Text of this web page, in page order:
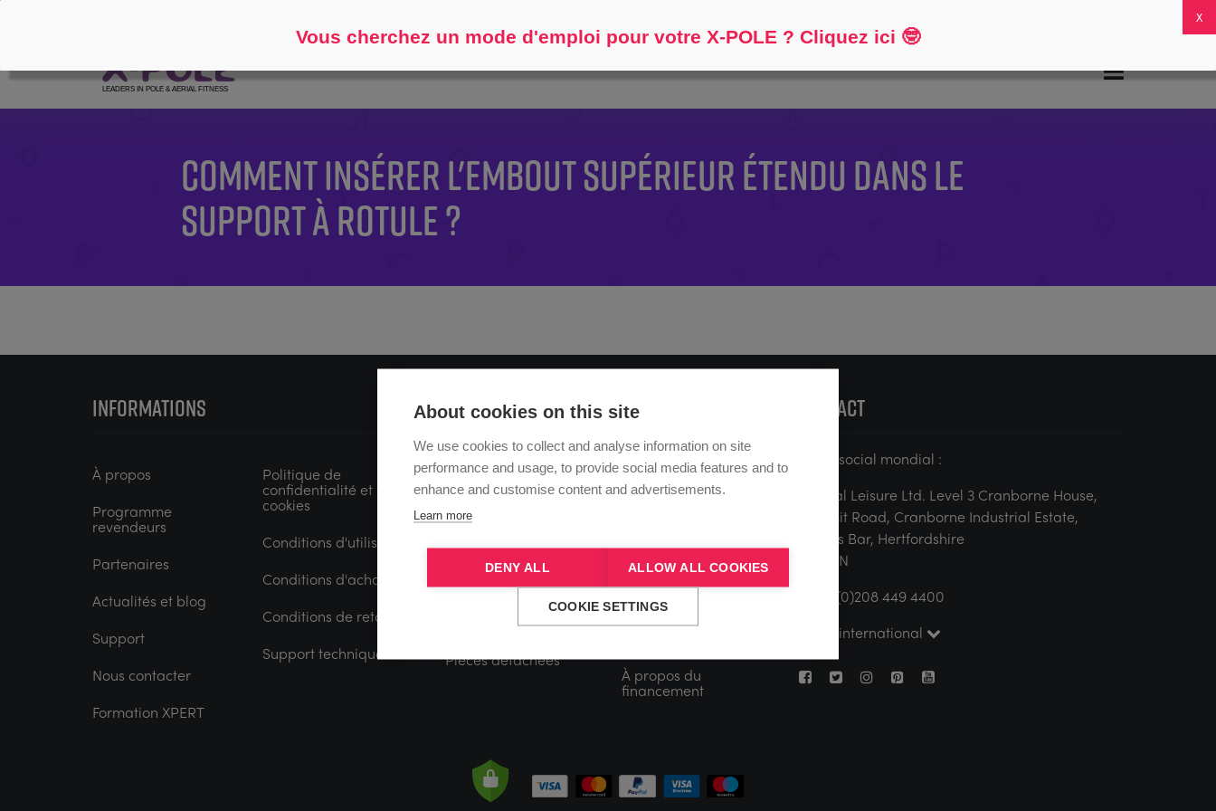
COMMENT INSÉRER L'EMBOUT SUPÉRIEUR ÉTENDU DANS LE
SUPPORT À ROTULE ?
INFORMATIONS
À propos
Programme
revendeurs
Partenaires
Actualités et blog
Support
Nous contacter
Formation XPERT
Politique de
confidentialité et de
cookies
Conditions d'utilisation
Conditions d'achat
Conditions de retour
Support technique
BOUTIQUE
Tout acheter
Barres
Podiums
Aérien
Accessoires
Pièces détachées
COMPTE
S'inscrire
Panier
Liste d'envies
Historique des
À propos du
financement
CONTACT
Siège social mondial :
Vertical Leisure Ltd. Level 3 Cranborne House,
Summit Road, Cranborne Industrial Estate,
Potters Bar, Hertfordshire
EN6 3JN
0044 (0)208 449 4400
Xpole international
Vous cherchez un mode d'emploi pour votre X-POLE ? Cliquez ici 🤓
About cookies on this site
We use cookies to collect and analyse information on site
performance and usage, to provide social media features and to
enhance and customise content and advertisements.
Learn more
DENY ALL ALLOW ALL COOKIES
COOKIE SETTINGS